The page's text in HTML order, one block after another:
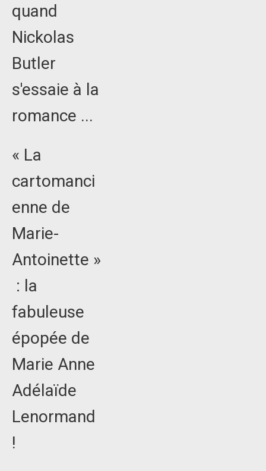
quand
Nickolas
Butler
s'essaie à la
romance ...
« La
cartomanci
enne de
Marie-
Antoinette »
: la
fabuleuse
épopée de
Marie Anne
Adélaïde
Lenormand
!